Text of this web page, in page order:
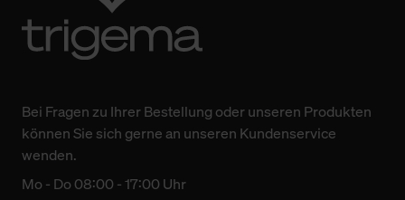
Bei Fragen zu Ihrer Bestellung oder unseren Produkten
können Sie sich gerne an unseren Kundenservice
wenden.
Mo - Do 08:00 - 17:00 Uhr